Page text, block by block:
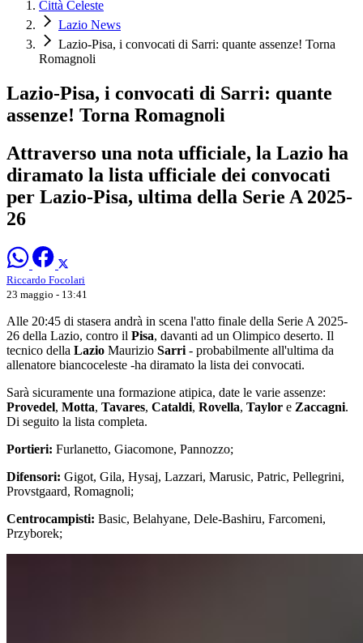
Città Celeste
Lazio News
Lazio-Pisa, i convocati di Sarri: quante assenze! Torna
Romagnoli
Lazio-Pisa, i convocati di Sarri: quante
assenze! Torna Romagnoli
Attraverso una nota ufficiale, la Lazio ha
diramato la lista ufficiale dei convocati
per Lazio-Pisa, ultima della Serie A 2025-
26
Riccardo Focolari
23 maggio - 13:41
Alle 20:45 di stasera andrà in scena l'atto finale della Serie A 2025-
26 della Lazio, contro il Pisa, davanti ad un Olimpico deserto. Il
tecnico della Lazio Maurizio Sarri - probabilmente all'ultima da
allenatore biancoceleste -ha diramato la lista dei convocati.
Sarà sicuramente una formazione atipica, date le varie assenze:
Provedel, Motta, Tavares, Cataldi, Rovella, Taylor e Zaccagni.
Di seguito la lista completa.
Portieri: Furlanetto, Giacomone, Pannozzo;
Difensori: Gigot, Gila, Hysaj, Lazzari, Marusic, Patric, Pellegrini,
Provstgaard, Romagnoli;
Centrocampisti: Basic, Belahyane, Dele-Bashiru, Farcomeni,
Przyborek;